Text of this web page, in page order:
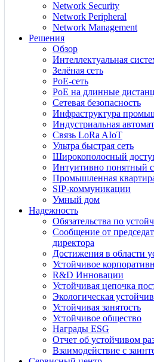
Network Security
Network Peripheral
Network Management
Решения
Обзор
Интеллектуальная
Зелёная сеть
PoE-сеть
PoE на длинные
Сетевая безопасность
Инфраструктура
Индустриальная
Связь LoRa AIoT
Ультра быстрая сеть
Широкополосный
Интуитивно понятный
Промышленная
SIP-коммуникации
Умный дом
Надежность
Обязательства по
Сообщение от
директора
Достижения в области
Устойчивое
R&D Инновации
Устойчивая цепочка
Экологическая
Устойчивая занятость
Устойчивое общество
Награды ESG
Отчет об устойчивом
Взаимодействие с